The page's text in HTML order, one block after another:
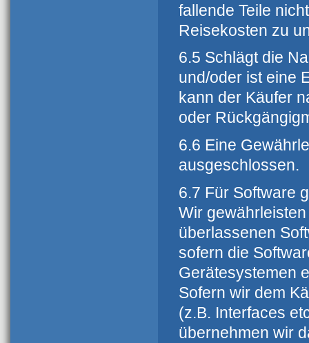
fallende Teile
Reisekosten zu
6.5 Schlägt die
und/oder ist eine
kann der Käufer
oder
6.6 Eine
ausgeschlossen.
6.7 Für Software
Wir
überlassenen
sofern die
Gerätesystemen
Sofern wir dem
(z.B. Interfaces
übernehmen wir